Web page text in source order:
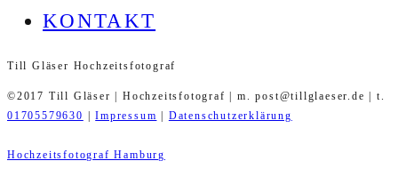
KONTAKT
Till Gläser Hochzeitsfotograf
©2017 Till Gläser | Hochzeitsfotograf | m. post@tillglaeser.de | t.
01705579630
|Impressum Datenschutzerklärung
Hochzeitsfotograf Hamburg